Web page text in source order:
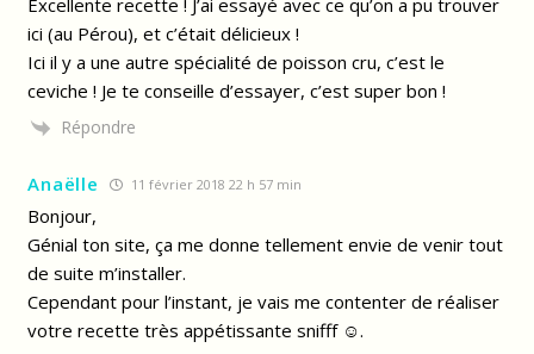
Excellente recette ! J’ai essayé avec ce qu’on a pu trouver
ici (au Pérou), et c’était délicieux !
Ici il y a une autre spécialité de poisson cru, c’est le
ceviche ! Je te conseille d’essayer, c’est super bon !
Répondre
Anaëlle 11 février 2018 22 h 57 min
Bonjour,
Génial ton site, ça me donne tellement envie de venir tout
de suite m’installer.
Cependant pour l’instant, je vais me contenter de réaliser
votre recette très appétissante snifff ☺.